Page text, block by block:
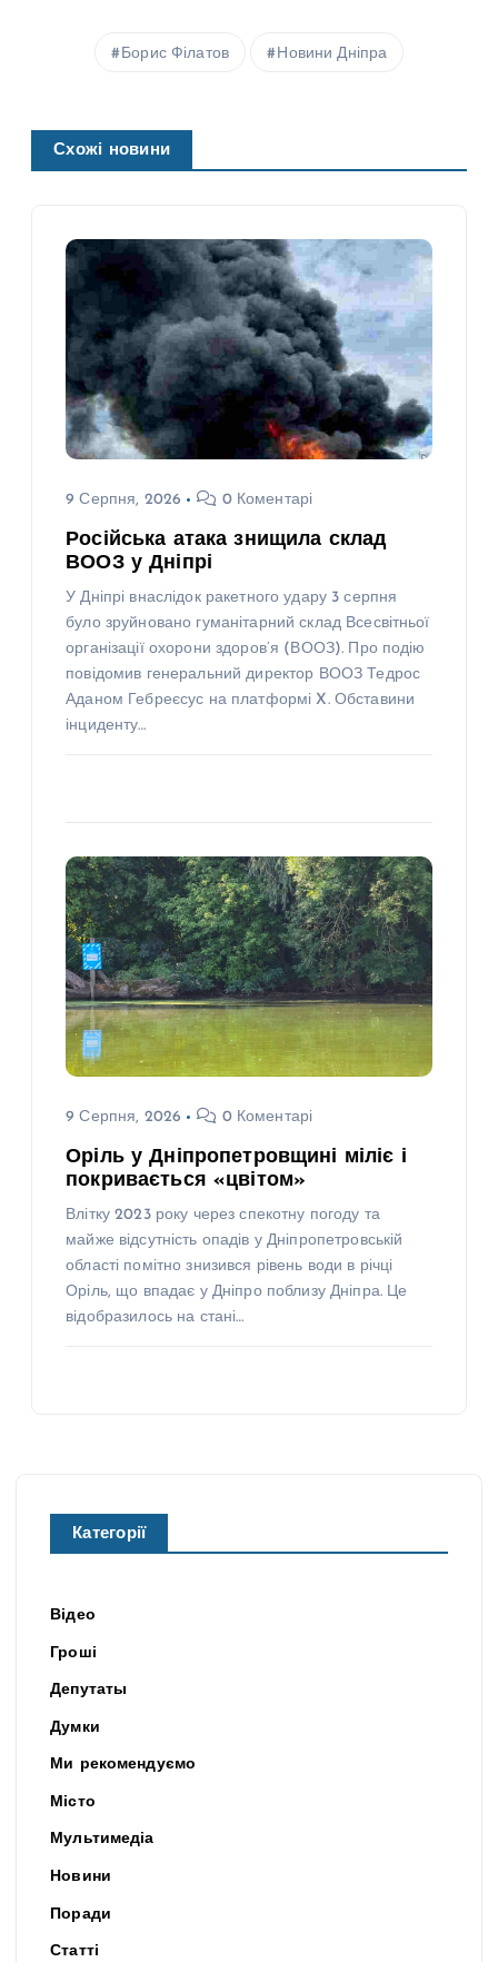
Борис Філатов Новини Дніпра
Схожі новини
9 Серпня, 2026 0 Коментарі
Російська атака знищила склад
ВООЗ у Дніпрі
У Дніпрі внаслідок ракетного удару 3 серпня
було зруйновано гуманітарний склад Всесвітньої
організації охорони здоров’я (ВООЗ). Про подію
повідомив генеральний директор ВООЗ Тедрос
Аданом Гебреєсус на платформі X. Обставини
інциденту…
9 Серпня, 2026 0 Коментарі
Оріль у Дніпропетровщині міліє і
покривається «цвітом»
Влітку 2023 року через спекотну погоду та
майже відсутність опадів у Дніпропетровській
області помітно знизився рівень води в річці
Оріль, що впадає у Дніпро поблизу Дніпра. Це
відобразилось на стані…
Категорії
Відео
Гроші
Депутаты
Думки
Ми рекомендуємо
Місто
Мультимедіа
Новини
Поради
Статті